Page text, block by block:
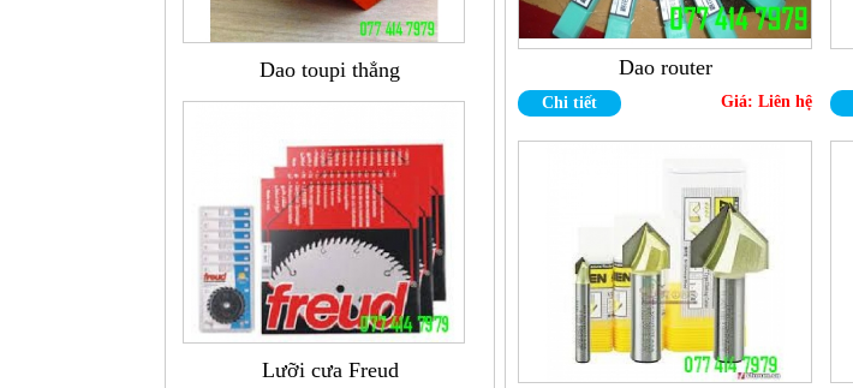
Dao toupi thẳng
Lưỡi cưa Freud
Dao router
Chi tiết Giá: Liên hệ